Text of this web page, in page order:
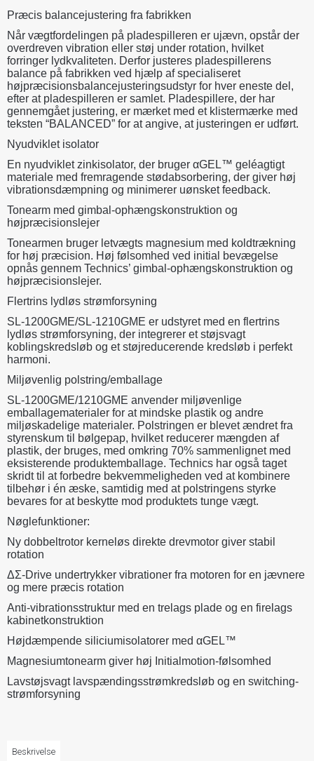
Præcis balancejustering fra fabrikken
Når vægtfordelingen på pladespilleren er ujævn, opstår der
overdreven vibration eller støj under rotation, hvilket
forringer lydkvaliteten. Derfor justeres pladespillerens
balance på fabrikken ved hjælp af specialiseret
højpræcisionsbalancejusteringsudstyr for hver eneste del,
efter at pladespilleren er samlet. Pladespillere, der har
gennemgået justering, er mærket med et klistermærke med
teksten “BALANCED” for at angive, at justeringen er udført.
Nyudviklet isolator
En nyudviklet zinkisolator, der bruger αGEL™ geléagtigt
materiale med fremragende stødabsorbering, der giver høj
vibrationsdæmpning og minimerer uønsket feedback.
Tonearm med gimbal-ophængskonstruktion og
højpræcisionslejer
Tonearmen bruger letvægts magnesium med koldtrækning
for høj præcision. Høj følsomhed ved initial bevægelse
opnås gennem Technics’ gimbal-ophængskonstruktion og
højpræcisionslejer.
Flertrins lydløs strømforsyning
SL-1200GME/SL-1210GME er udstyret med en flertrins
lydløs strømforsyning, der integrerer et støjsvagt
koblingskredsløb og et støjreducerende kredsløb i perfekt
harmoni.
Miljøvenlig polstring/emballage
SL-1200GME/1210GME anvender miljøvenlige
emballagematerialer for at mindske plastik og andre
miljøskadelige materialer. Polstringen er blevet ændret fra
styrenskum til bølgepap, hvilket reducerer mængden af
plastik, der bruges, med omkring 70% sammenlignet med
eksisterende produktemballage. Technics har også taget
skridt til at forbedre bekvemmeligheden ved at kombinere
tilbehør i én æske, samtidig med at polstringens styrke
bevares for at beskytte mod produktets tunge vægt.
Nøglefunktioner:
Ny dobbeltrotor kerneløs direkte drevmotor giver stabil
rotation
ΔΣ-Drive undertrykker vibrationer fra motoren for en jævnere
og mere præcis rotation
Anti-vibrationsstruktur med en trelags plade og en firelags
kabinetkonstruktion
Højdæmpende siliciumisolatorer med αGEL™
Magnesiumtonearm giver høj Initialmotion-følsomhed
Lavstøjsvagt lavspændingsstrømkredsløb og en switching-
strømforsyning
Beskrivelse